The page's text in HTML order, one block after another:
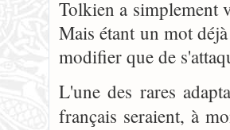
Tolkien a
Mais étant un mot
modifier que de
L'une des rares
français seraient, à